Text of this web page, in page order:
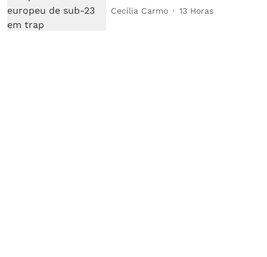
Cecília Carmo 13 Horas